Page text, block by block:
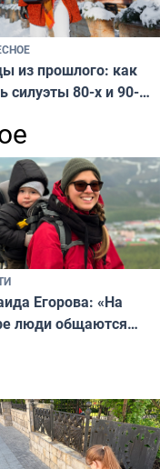
из прошлого: как
силуэты 80-х и 90-
и стильно без
Егорова: «На
люди общаются